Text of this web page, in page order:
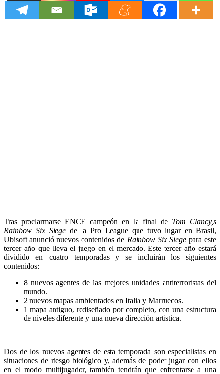
Tras proclarmarse ENCE campeón en la final de Tom Clancy,s
Rainbow Six Siege de la Pro League que tuvo lugar en Brasil,
Ubisoft anunció nuevos contenidos de Rainbow Six Siegepara este
tercer año que lleva el juego en el mercado. Este tercer año estará
dividido en cuatro temporadas y se incluirán los siguientes
contenidos:
8 nuevos agentes de las mejores unidades antiterroristas del
mundo.
2 nuevos mapas ambientados en Italia y Marruecos.
1 mapa antiguo, rediseñado por completo, con una estructura
de niveles diferente y una nueva dirección artística.
Dos de los nuevos agentes de esta temporada son especialistas en
situaciones de riesgo biológico y, además de poder jugar con ellos
en el modo multijugador, también tendrán que enfrentarse a una